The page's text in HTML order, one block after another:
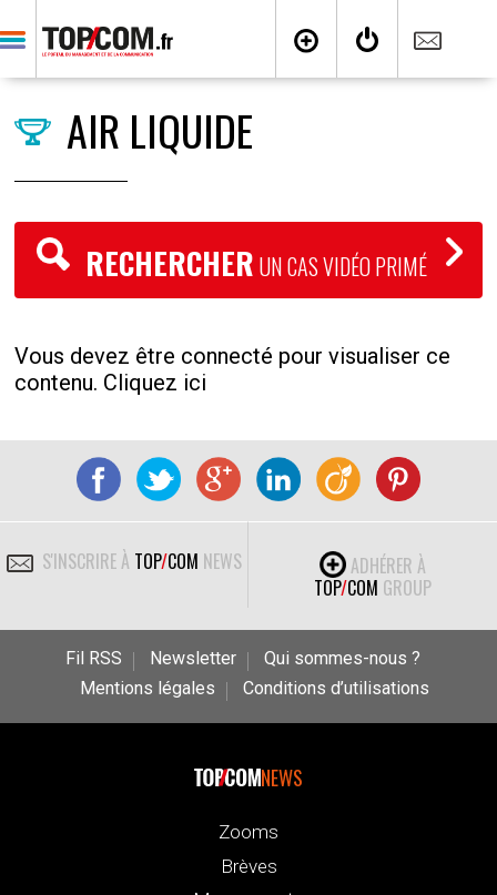
AIR LIQUIDE
RECHERCHER UN CAS VIDÉO PRIMÉ
Vous devez être connecté pour visualiser ce
contenu. Cliquez ici
S'INSCRIRE À TOP/COM NEWS
ADHÉRER À
TOP/COM GROUP
Fil RSS Newsletter
Qui sommes-nous ?
Mentions légales
Conditions d’utilisations
NEWS
Zooms
Brèves